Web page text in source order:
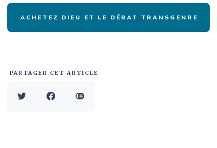
ACHETEZ DIEU ET LE DÉBAT TRANSGENRE
PARTAGER CET ARTICLE